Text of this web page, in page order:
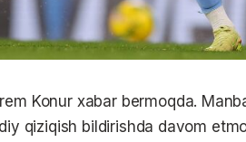
Konur xabar bermoqda.
qiziqish bildirishda davom